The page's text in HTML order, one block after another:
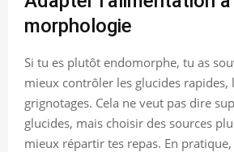
morphologie
Si tu es plutôt endomorphe, tu as
mieux contrôler les glucides rapides,
grignotages. Cela ne veut pas dire
glucides, mais choisir des sources
mieux répartir tes repas. En